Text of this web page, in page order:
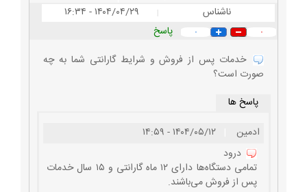
ناشناس ۱۴۰۴/۰۴/۲۹ - ۱۶:۳۴
۰ ۰
پاسخ
خدمات پس از فروش و شرایط گارانتی شما به چه
صورت است؟
پاسخ ها
ادمین
۱۴۰۴/۰۵/۱۲ - ۱۴:۵۹
درود
تمامی دستگاه‌ها دارای ۱۲ ماه گارانتی و ۱۵ سال خدمات
پس از فروش می‌باشند.